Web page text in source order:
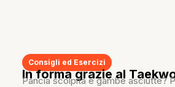
Consigli ed Esercizi
In forma grazie al
Pancia scolpita e gambe asciutte?